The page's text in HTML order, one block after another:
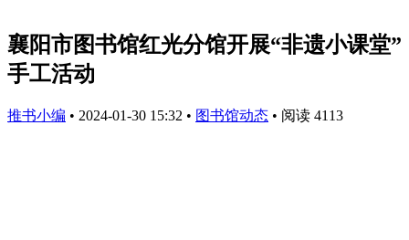
襄阳市图书馆红光分馆开展“非遗小课堂”
手工活动
推书小编 • 2024-01-30 15:32 • 图书馆动态 • 阅读 4113